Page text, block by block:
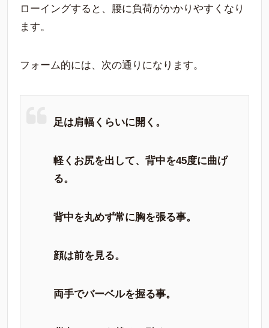
ローイングすると、腰に負荷がかかりやすくなり
ます。
フォーム的には、次の通りになります。
足は肩幅くらいに開く。
軽くお尻を出して、背中を45度に曲げ
る。
背中を丸めず常に胸を張る事。
顔は前を見る。
両手でバーベルを握る事。